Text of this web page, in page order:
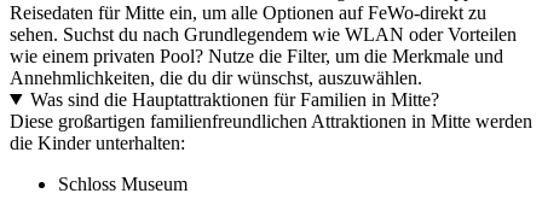
Reisedaten für Mitte ein, um alle Optionen auf FeWo-direkt zu
sehen. Suchst du nach Grundlegendem wie WLAN oder Vorteilen
wie einem privaten Pool? Nutze die Filter, um die Merkmale und
Annehmlichkeiten, die du dir wünschst, auszuwählen.
Was sind die Hauptattraktionen für Familien in Mitte?
Diese großartigen familienfreundlichen Attraktionen in Mitte werden
die Kinder unterhalten:
Schloss Museum